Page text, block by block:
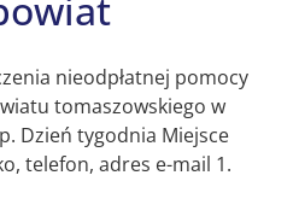
nieodpłatnej pomocy
tomaszowskiego w
Dzień tygodnia Miejsce
telefon, adres e-mail 1.